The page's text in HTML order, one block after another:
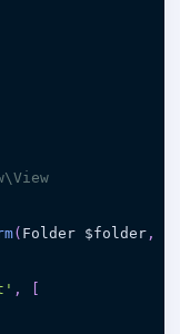
( Folder $folder ,
,
[